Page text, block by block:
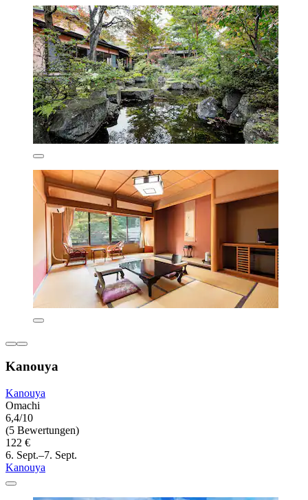
Kanouya
Kanouya
Omachi
6,4/10
(5 Bewertungen)
122 €
6. Sept.–7. Sept.
Kanouya